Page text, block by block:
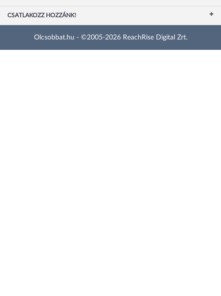
CSATLAKOZZ HOZZÁNK!
Olcsobbat.hu - ©2005-2026 ReachRise Digital Zrt.